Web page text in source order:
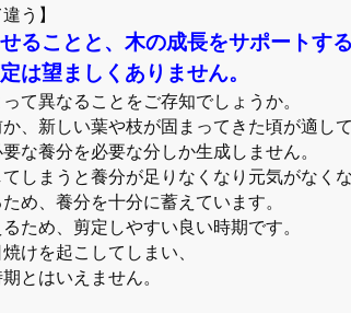
う】
ることと、木の成長をサポートする
は望ましくありません。
て異なることをご存知でしょうか。
、新しい葉や枝が固まってきた頃が適して
な養分を必要な分しか生成しません。
しまうと養分が足りなくなり元気がなくな
め、養分を十分に蓄えています。
ため、剪定しやすい良い時期です。
けを起こしてしまい、
とはいえません。